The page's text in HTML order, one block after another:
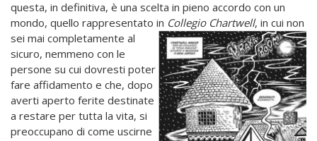
questa, in definitiva, è una scelta in pieno accordo con un
mondo, quello rappresentato in Collegio Chartwell, in cui non
sei mai completamente al
sicuro, nemmeno con le
persone su cui dovresti poter
fare affidamento e che, dopo
averti aperto ferite destinate
a restare per tutta la vita, si
preoccupano di come uscirne